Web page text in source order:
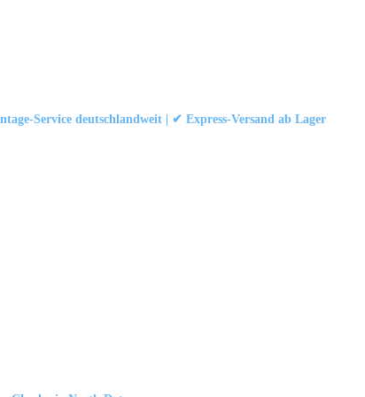
Service deutschlandweit | ✔ Express-Versand ab Lager